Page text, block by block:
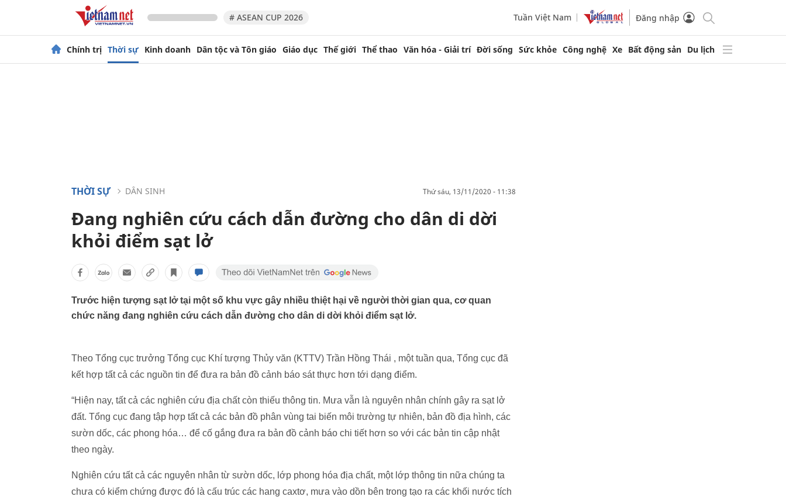
# ASEAN CUP 2026 Tuần Việt Nam Đăng nhập
Chính trị Thời sự Kinh doanh Dân tộc và Tôn giáo Giáo dục Thế giới Thể thao Văn hóa - Giải trí Đời sống Sức khỏe Công nghệ Xe Bất động sản Du lịch
THỜI SỰ DÂN SINH thứ sáu, 13/11/2020 - 11:38
Đang nghiên cứu cách dẫn đường cho dân di dời
khỏi điểm sạt lở
Trước hiện tượng sạt lở tại một số khu vực gây nhiều thiệt hại về người thời gian qua, cơ quan
chức năng đang nghiên cứu cách dẫn đường cho dân di dời khỏi điểm sạt lở.
Theo Tổng cục trưởng Tổng cục Khí tượng Thủy văn (KTTV) Trần Hồng Thái , một tuần qua, Tổng cục đã
kết hợp tất cả các nguồn tin để đưa ra bản đồ cảnh báo sát thực hơn tới dạng điểm.
“Hiện nay, tất cả các nghiên cứu địa chất còn thiếu thông tin. Mưa vẫn là nguyên nhân chính gây ra sạt lở
đất. Tổng cục đang tập hợp tất cả các bản đồ phân vùng tai biến môi trường tự nhiên, bản đồ địa hình, các
sườn dốc, các phong hóa… để cố gắng đưa ra bản đồ cảnh báo chi tiết hơn so với các bản tin cập nhật
theo ngày.
Nghiên cứu tất cả các nguyên nhân từ sườn dốc, lớp phong hóa địa chất, một lớp thông tin nữa chúng ta
chưa có kiểm chứng được đó là cấu trúc các hang caxtơ, mưa vào dồn bên trong tạo ra các khối nước tích